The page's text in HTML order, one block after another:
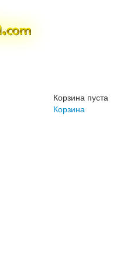
Корзина пуста
Корзина